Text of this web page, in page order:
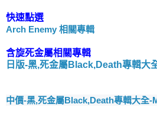
快速點選
Arch Enemy 相關專輯
含旋死金屬相關專輯
日版-黑,死金屬Black,Death專輯大
中價-黑,死金屬Black,Death專輯大全-